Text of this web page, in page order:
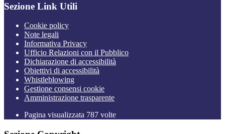
Sezione Link Utili
Cookie policy
Note legali
Informativa Privacy
Ufficio Relazioni con il Pubblico
Dichiarazione di accessibilità
Obiettivi di accessibilità
Whistleblowing
Gestione consensi cookie
Amministrazione trasparente
Pagina visualizzata 787 volte